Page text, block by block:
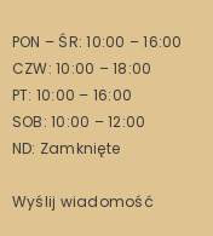
PON – ŚR: 10:00 – 16:00
CZW: 10:00 – 18:00
PT: 10:00 – 16:00
SOB: 10:00 – 12:00
ND: Zamknięte
Wyślij wiadomość